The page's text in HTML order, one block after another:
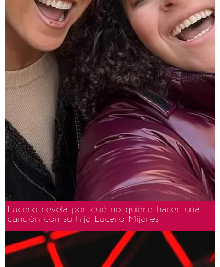
Lucero revela por qué no quiere hacer una
canción con su hija Lucero Mijares